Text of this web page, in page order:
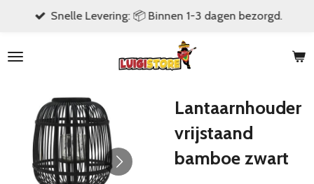
naar
hoofdinhoud
Snelle Levering: 📦 Binnen 1-3 dagen bezorgd.
Lantaarnhouder
vrijstaand
bamboe zwart